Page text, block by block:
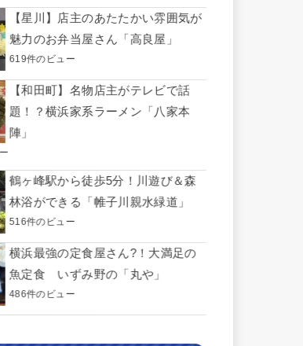
【星川】店主のあたたかい雰囲気が
魅力のお弁当屋さん「高良屋」
619件のビュー
【和田町】名物店主がテレビで話
題！？横浜家系ラーメン「八家本
陣」
鶴ヶ峰駅から徒歩5分！川遊び＆森
林浴ができる「帷子川親水緑道」
516件のビュー
横浜最強の定食屋さん?！大満足の
魚定食 いずみ野の「丸や」
486件のビュー